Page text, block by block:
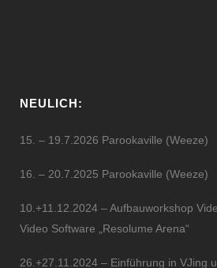
NEULICH:
15. – 19.7.2026 Parookaville (Weeze)
16. – 20.7.2025 Parookaville (Weeze)
10.+11.12.2024 – Aufbauworkshop
Video Software „Resolume Arena“
26.+27.11.2024 – Einführung in VJing